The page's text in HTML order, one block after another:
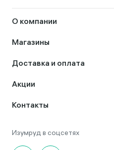
О компании
Магазины
Доставка и оплата
Акции
Контакты